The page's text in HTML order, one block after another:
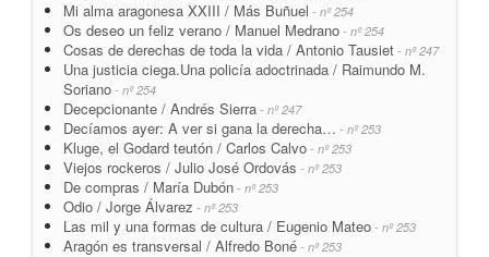
Mi alma aragonesa XXIII / Más Buñuel - nº 254
Os deseo un feliz verano / Manuel Medrano - nº 254
Cosas de derechas de toda la vida / Antonio Tausiet - nº 247
Una justicia ciega.Una policía adoctrinada / Raimundo M.
Soriano - nº 254
Decepcionante / Andrés Sierra - nº 247
Decíamos ayer: A ver si gana la derecha… - nº 253
Kluge, el Godard teutón / Carlos Calvo - nº 253
Viejos rockeros / Julio José Ordovás - nº 253
De compras / María Dubón - nº 253
Odio / Jorge Álvarez - nº 253
Las mil y una formas de cultura / Eugenio Mateo - nº 253
Aragón es transversal / Alfredo Boné - nº 253